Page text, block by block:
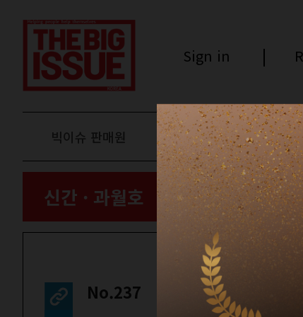
Sign in
빅이슈 판매원 후원하기
신간 · 과월호
No.237